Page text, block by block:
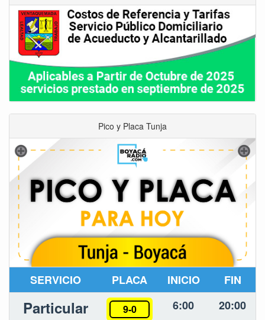
Pico y Placa Tunja
SERVICIO PLACA INICIO FIN
Particular 9-0 6:00 20:00